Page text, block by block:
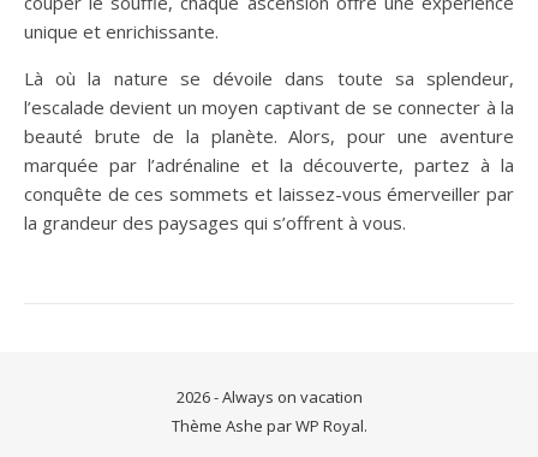
unique et enrichissante.
Là où la nature se dévoile dans toute sa splendeur,
l’escalade devient un moyen captivant de se connecter à la
beauté brute de la planète. Alors, pour une aventure
marquée par l’adrénaline et la découverte, partez à la
conquête de ces sommets et laissez-vous émerveiller par
la grandeur des paysages qui s’offrent à vous.
2026 - Always on vacation
Thème Ashe parWP Royal.